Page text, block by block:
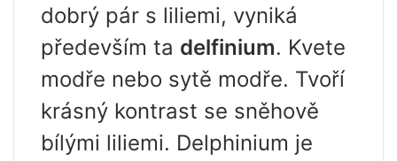
dobrý pár s liliemi, vyniká
především ta delfinium. Kvete
modře nebo sytě modře. Tvoří
krásný kontrast se sněhově
bílými liliemi. Delphinium je